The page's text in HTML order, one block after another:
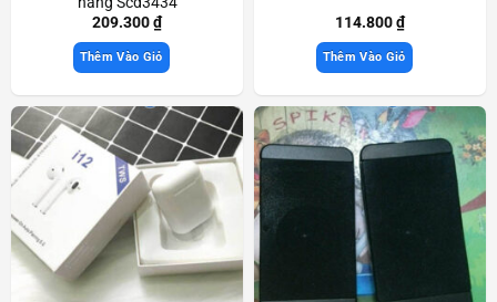
209.300₫
Thêm Vào Giỏ
114.800₫
Thêm Vào Giỏ